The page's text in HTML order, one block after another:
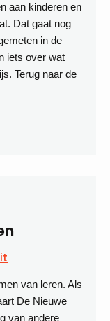
aan kinderen en
Dat gaat nog
in de
iets over wat
Terug naar de
van leren. Als
De Nieuwe
van andere